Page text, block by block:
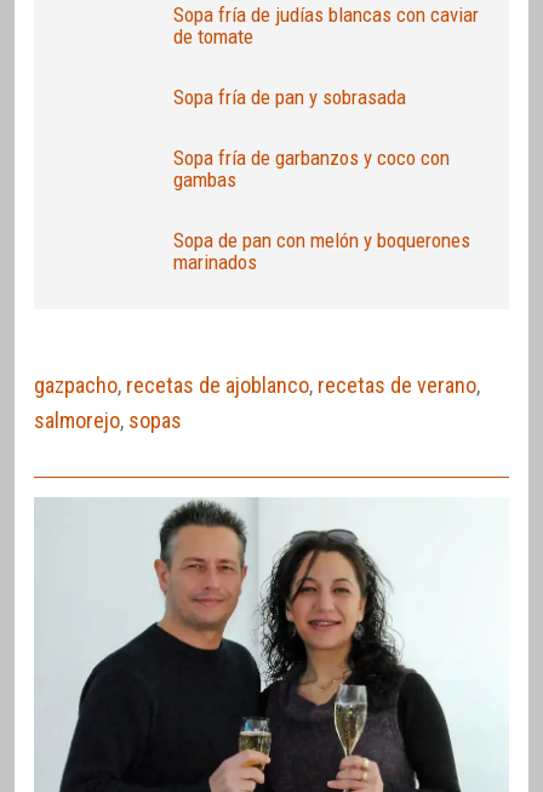
Sopa fría de judías blancas con caviar
de tomate
Sopa fría de pan y sobrasada
Sopa fría de garbanzos y coco con
gambas
Sopa de pan con melón y boquerones
marinados
gazpacho, recetas de ajoblanco, recetas de verano,
salmorejo, sopas